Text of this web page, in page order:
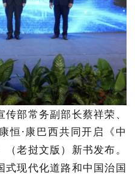
部常务副部长蔡祥荣、
恒·康巴西共同开启《中
老挝文版）新书发布。
式现代化道路和中国治国